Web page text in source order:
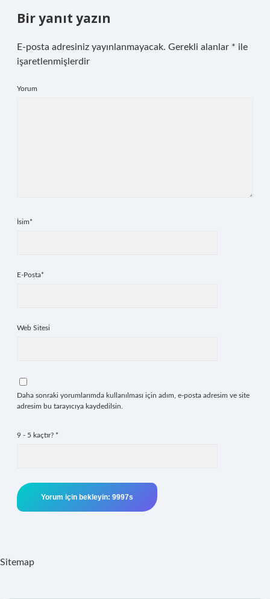
Bir yanıt yazın
E-posta adresiniz yayınlanmayacak. Gerekli alanlar * ile
işaretlenmişlerdir
Yorum
İsim*
E-Posta*
Web Sitesi
Daha sonraki yorumlarımda kullanılması için adım, e-posta adresim ve site
adresim bu tarayıcıya kaydedilsin.
9 - 5 kaçtır? *
Sitemap